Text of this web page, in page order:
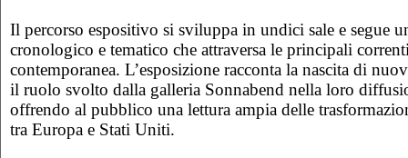
Il percorso espositivo si sviluppa in undici sale e segue
cronologico e tematico che attraversa le principali
contemporanea. L’esposizione racconta la nascita di
il ruolo svolto dalla galleria Sonnabend nella loro
offrendo al pubblico una lettura ampia delle
tra Europa e Stati Uniti.